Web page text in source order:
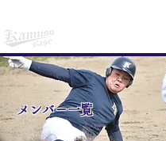
​メンバー一覧